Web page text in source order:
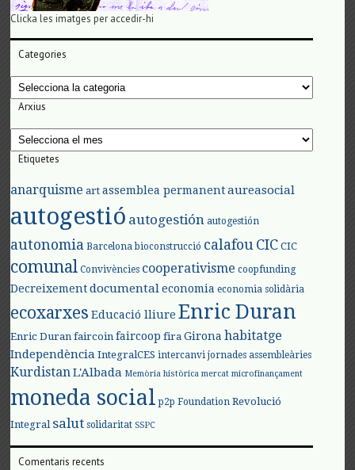
Clicka les imatges per accedir-hi
Categories
Categories
Arxius
Arxius
Etiquetes
anarquisme art assemblea permanent aureasocial
autogestió autogestión autogestión
autonomia Barcelona bioconstrucció calafouCIC CIC
comunal Convivències cooperativisme coopfunding
Decreixement documental economia economia solidària
ecoxarxes Educació lliure Enric Duran
Enric Duran faircoin faircoop fira Girona habitatge
Independència IntegralCES intercanvi jornades assembleàries
KurdistanL'Albada Memòria històrica mercat microfinançament
moneda social p2p Foundation Revolució
Integral salut solidaritat SSPC
Comentaris recents